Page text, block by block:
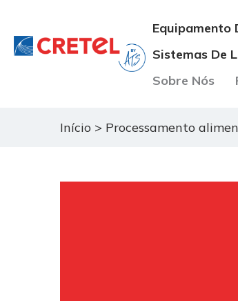
Equipamento
Sistemas De
Sobre Nós
Início > Processamento